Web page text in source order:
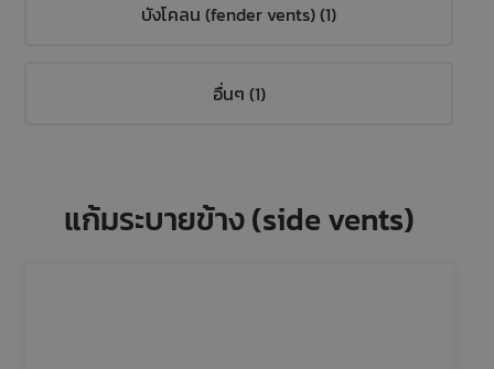
บังโคลน (fender vents) (1)
อื่นๆ (1)
แก้มระบายข้าง (side vents)